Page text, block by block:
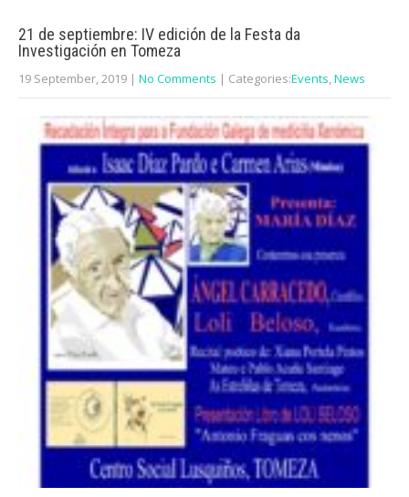
21 de septiembre: IV edición de la Festa da
Investigación en Tomeza
19 September, 2019 | No Comments | Categories:Events,News